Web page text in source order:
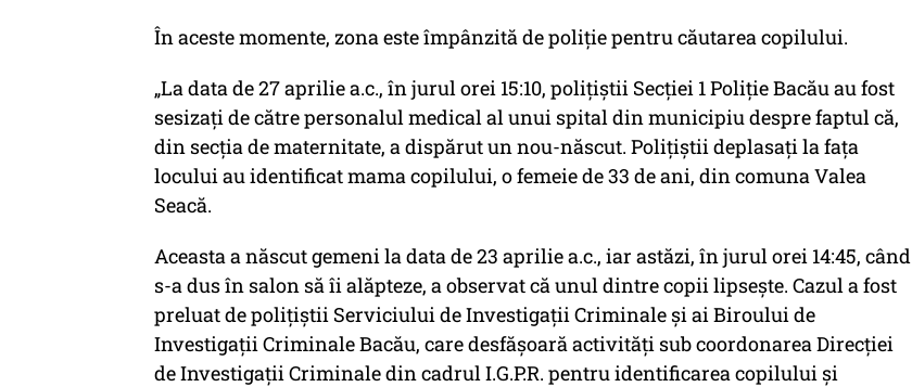
În aceste momente, zona este împânzită de poliție pentru căutarea copilului.
„La data de 27 aprilie a.c., în jurul orei 15:10, polițiștii Secției 1 Poliție Bacău au fost
sesizați de către personalul medical al unui spital din municipiu despre faptul că,
din secția de maternitate, a dispărut un nou-născut. Polițiștii deplasați la fața
locului au identificat mama copilului, o femeie de 33 de ani, din comuna Valea
Seacă.
Aceasta a născut gemeni la data de 23 aprilie a.c., iar astăzi, în jurul orei 14:45, când
s-a dus în salon să îi alăpteze, a observat că unul dintre copii lipsește. Cazul a fost
preluat de polițiștii Serviciului de Investigații Criminale și ai Biroului de
Investigații Criminale Bacău, care desfășoară activități sub coordonarea Direcției
de Investigații Criminale din cadrul I.G.P.R. pentru identificarea copilului și